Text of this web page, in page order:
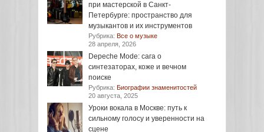
при мастерской в Санкт-
Петербурге: пространство для
музыкантов и их инструментов
Рубрика: Все о музыке
28 апреля, 2026
Depeche Mode: сага о
синтезаторах, коже и вечном
поиске
Рубрика: Биографии знаменитостей
20 августа, 2025
Уроки вокала в Москве: путь к
сильному голосу и уверенности на
сцене